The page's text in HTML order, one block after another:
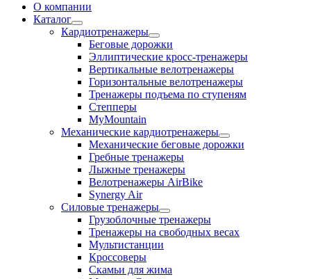
О компании
Каталог
Кардиотренажеры
Беговые дорожки
Эллиптические кросс-тренажеры
Вертикальные велотренажеры
Горизонтальные велотренажеры
Тренажеры подъема по ступеням
Степперы
MyMountain
Механические кардиотренажеры
Механические беговые дорожки
Гребные тренажеры
Лыжные тренажеры
Велотренажеры AirBike
Synergy Air
Силовые тренажеры
Грузоблочные тренажеры
Тренажеры на свободных весах
Мультистанции
Кроссоверы
Скамьи для жима